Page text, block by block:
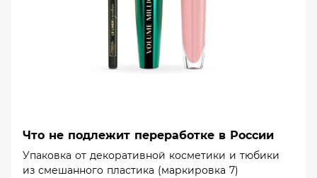
Что не подлежит переработке в России
Упаковка от декоративной косметики и тюбики
из смешанного пластика (маркировка 7)